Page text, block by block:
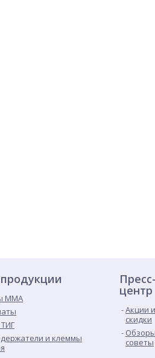
ММА
и клеммы
Пресс-
центр
Акции и
скидки
советы